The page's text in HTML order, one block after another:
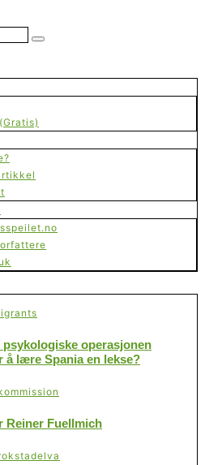
psykologiske operasjonen
å lære Spania en lekse?
Reiner Fuellmich